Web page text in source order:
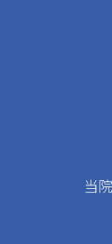
、夜勤手当1
ルケース（夜
定給 215,000
、夜勤手当1
当